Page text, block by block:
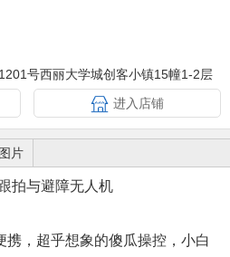
号西丽大学城创客小镇15幢1-2层
进入店铺
片
拍与避障无人机
，超乎想象的傻瓜操控，小白